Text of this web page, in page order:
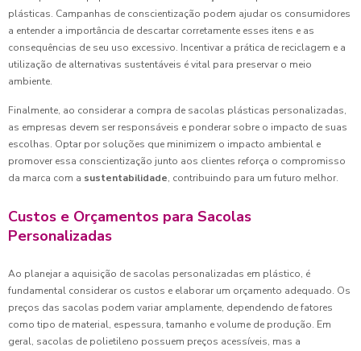
plásticas. Campanhas de conscientização podem ajudar os consumidores
a entender a importância de descartar corretamente esses itens e as
consequências de seu uso excessivo. Incentivar a prática de reciclagem e a
utilização de alternativas sustentáveis é vital para preservar o meio
ambiente.
Finalmente, ao considerar a compra de sacolas plásticas personalizadas,
as empresas devem ser responsáveis e ponderar sobre o impacto de suas
escolhas. Optar por soluções que minimizem o impacto ambiental e
promover essa conscientização junto aos clientes reforça o compromisso
da marca com a sustentabilidade, contribuindo para um futuro melhor.
Custos e Orçamentos para Sacolas
Personalizadas
Ao planejar a aquisição de sacolas personalizadas em plástico, é
fundamental considerar os custos e elaborar um orçamento adequado. Os
preços das sacolas podem variar amplamente, dependendo de fatores
como tipo de material, espessura, tamanho e volume de produção. Em
geral, sacolas de polietileno possuem preços acessíveis, mas a